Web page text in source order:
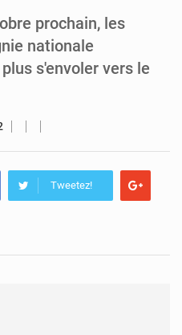
Zinder : Un enfant de 11 ans tué par électrocution à Kara Kara
prochain, les
nationale
s'envoler vers le
Tweetez!